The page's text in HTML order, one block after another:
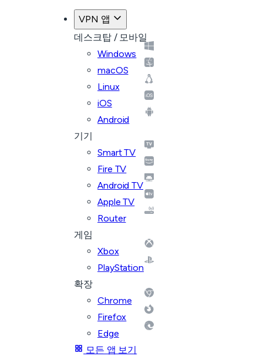
VPN 앱
데스크탑 / 모바일
Windows
macOS
Linux
iOS
Android
기기
Smart TV
Fire TV
Android TV
Apple TV
Router
게임
Xbox
PlayStation
확장
Chrome
Firefox
Edge
모든 앱 보기